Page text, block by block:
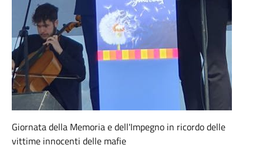
Giornata della Memoria e dell'Impegno in ricordo delle
vittime innocenti delle mafie